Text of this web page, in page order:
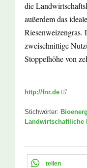
die
außerdem das
Riesenweizengras.
zweischnittige
Stoppelhöhe von
http://fnr.de
Stichwörter:
Landwirtschaftliche
teilen